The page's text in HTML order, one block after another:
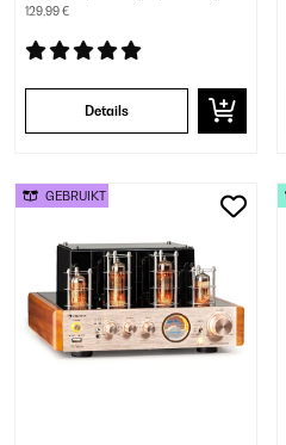
129,99 €
Details
GEBRUIKT